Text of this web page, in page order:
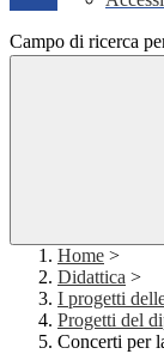
Campo di ricerca
Home >
Didattica >
I progetti
Progetti del
Concerti per